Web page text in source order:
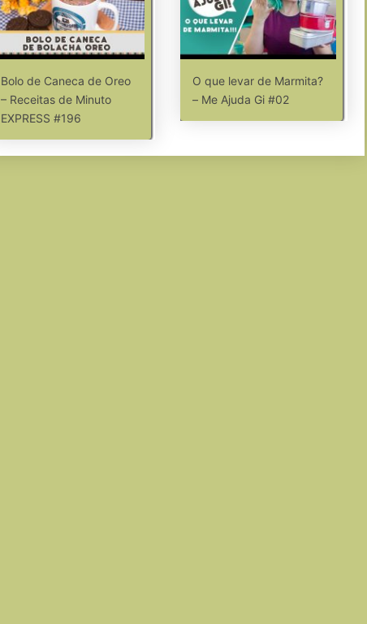
Bolo de Caneca de Oreo
– Receitas de Minuto
EXPRESS #196
O que levar de Marmita?
– Me Ajuda Gi #02